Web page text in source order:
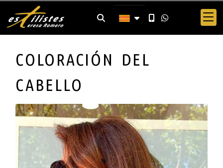
COLORACIÓN DEL
CABELLO